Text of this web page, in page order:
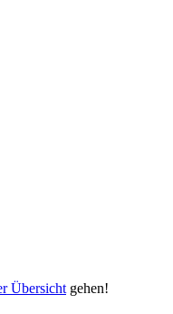
Übersichtgehen!